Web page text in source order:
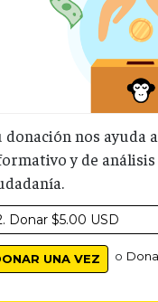
donación nos ayuda
y de
o